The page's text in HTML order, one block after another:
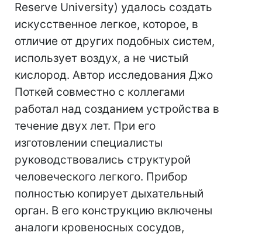
Reserve University) удалось создать
искусственное легкое, которое, в
отличие от других подобных систем,
использует воздух, а не чистый
кислород. Автор исследования Джо
Поткей совместно с коллегами
работал над созданием устройства в
течение двух лет. При его
изготовлении специалисты
руководствовались структурой
человеческого легкого. Прибор
полностью копирует дыхательный
орган. В его конструкцию включены
аналоги кровеносных сосудов,